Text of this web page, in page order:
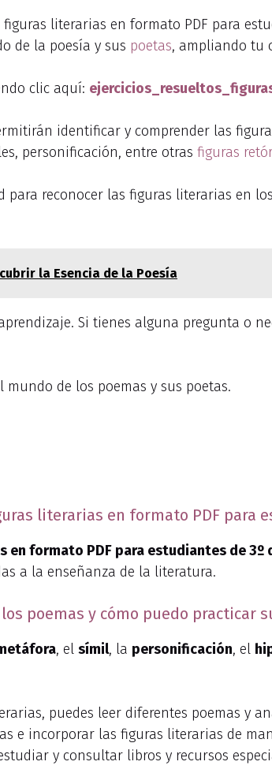
literarias en formato PDF para
de la poesía y sus poetas, ampliando tu
clic aquí:
identificar y comprender las
personificación, entre otras figuras
para reconocer las figuras literarias en
la Esencia de la Poesía
Si tienes alguna pregunta o
de los poemas y sus poetas.
literarias en formato PDF para
formato PDF para estudiantes de 3º
a la enseñanza de la literatura.
poemas y cómo puedo practicar
, el símil, la personificación, el
puedes leer diferentes poemas y
e incorporar las figuras literarias de
y consultar libros y recursos